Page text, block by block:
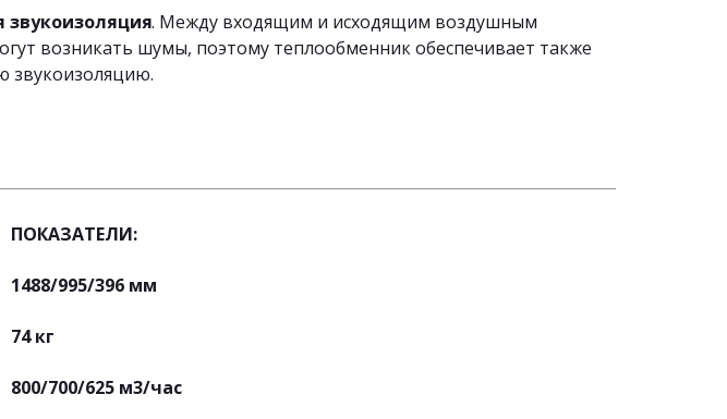
звукоизоляция. Между входящим и исходящим воздушным
возникать шумы, поэтому теплообменник обеспечивает также
звукоизоляцию.
ПОКАЗАТЕЛИ:
1488/995/396 мм
74 кг
800/700/625 м3/час